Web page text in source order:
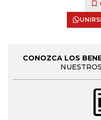
CONOZCA LOS